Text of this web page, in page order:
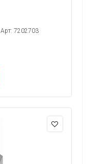
Арт: 7202703